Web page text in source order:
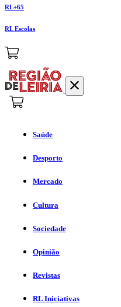
RL+65
RL Escolas
Saúde
Desporto
Mercado
Cultura
Sociedade
Opinião
Revistas
RL Iniciativas